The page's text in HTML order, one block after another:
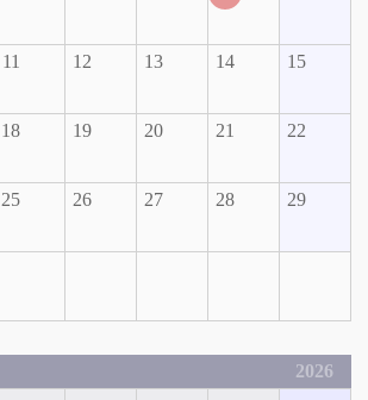
11 12 13 14 15
18 19 20 21 22
25 26 27 28 29
2026